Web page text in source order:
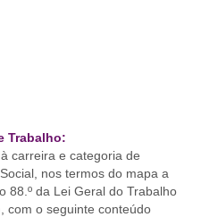
Trabalho:
carreira e categoria de
nos termos do mapa a
88.º da Lei Geral do Trabalho
com o seguinte conteúdo